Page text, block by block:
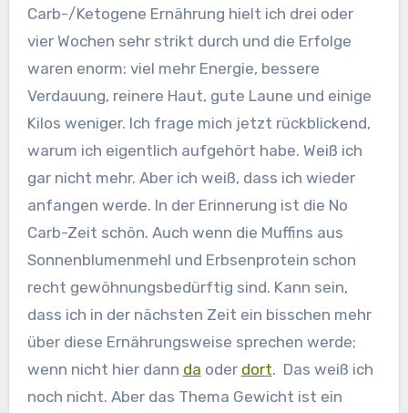
Carb-/Ketogene Ernährung hielt ich drei oder
vier Wochen sehr strikt durch und die Erfolge
waren enorm: viel mehr Energie, bessere
Verdauung, reinere Haut, gute Laune und einige
Kilos weniger. Ich frage mich jetzt rückblickend,
warum ich eigentlich aufgehört habe. Weiß ich
gar nicht mehr. Aber ich weiß, dass ich wieder
anfangen werde. In der Erinnerung ist die No
Carb-Zeit schön. Auch wenn die Muffins aus
Sonnenblumenmehl und Erbsenprotein schon
recht gewöhnungsbedürftig sind. Kann sein,
dass ich in der nächsten Zeit ein bisschen mehr
über diese Ernährungsweise sprechen werde;
wenn nicht hier dann da oder dort. Das weiß ich
noch nicht. Aber das Thema Gewicht ist ein